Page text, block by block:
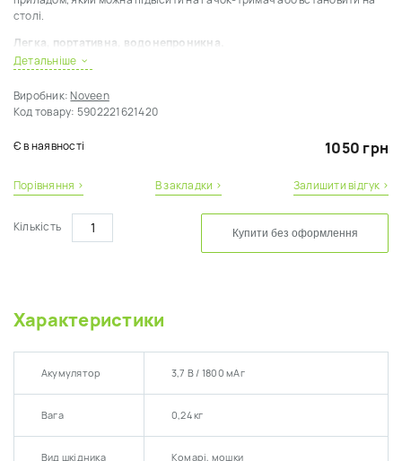
столі.
Легка, портативна, водонепроникна.
Зручна підзарядка USB від ноутбука, автомобіля, телефонного
Під час заряджання горить червоне підсвічування, після завершення
Ідеально підходить як для внутрішнього, так і для зовнішнього
балконі або для риболовлі та кемпінгу.
Небиткий силіконовий розсіювач світла.
Час роботи (з повністю зарядженим акумулятором) до 14 годин.
Детальніше
Виробник:Noveen
Код товару: 5902221621420
Є в наявності 1050 грн
Порівняння › В закладки › Залишити відгук ›
Кількість Купити без оформлення
Характеристики
Акумулятор 3,7 В / 1800 мАг
Вага 0,24 кг
Вид шкідника Комарі, мошки